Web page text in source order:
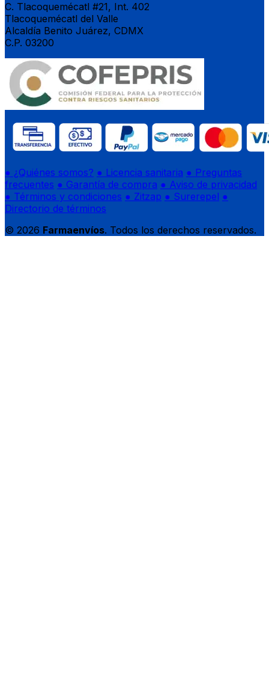
C. Tlacoquemécatl #21, Int. 402
Tlacoquemécatl del Valle
Alcaldía Benito Juárez, CDMX
C.P. 03200
● ¿Quiénes somos? ● Licencia sanitaria ● Preguntas
frecuentes ● Garantía de compra ● Aviso de privacidad
● Términos y condiciones ● Zitzap ● Surerepel ●
Directorio de términos
© 2026 Farmaenvíos. Todos los derechos reservados.